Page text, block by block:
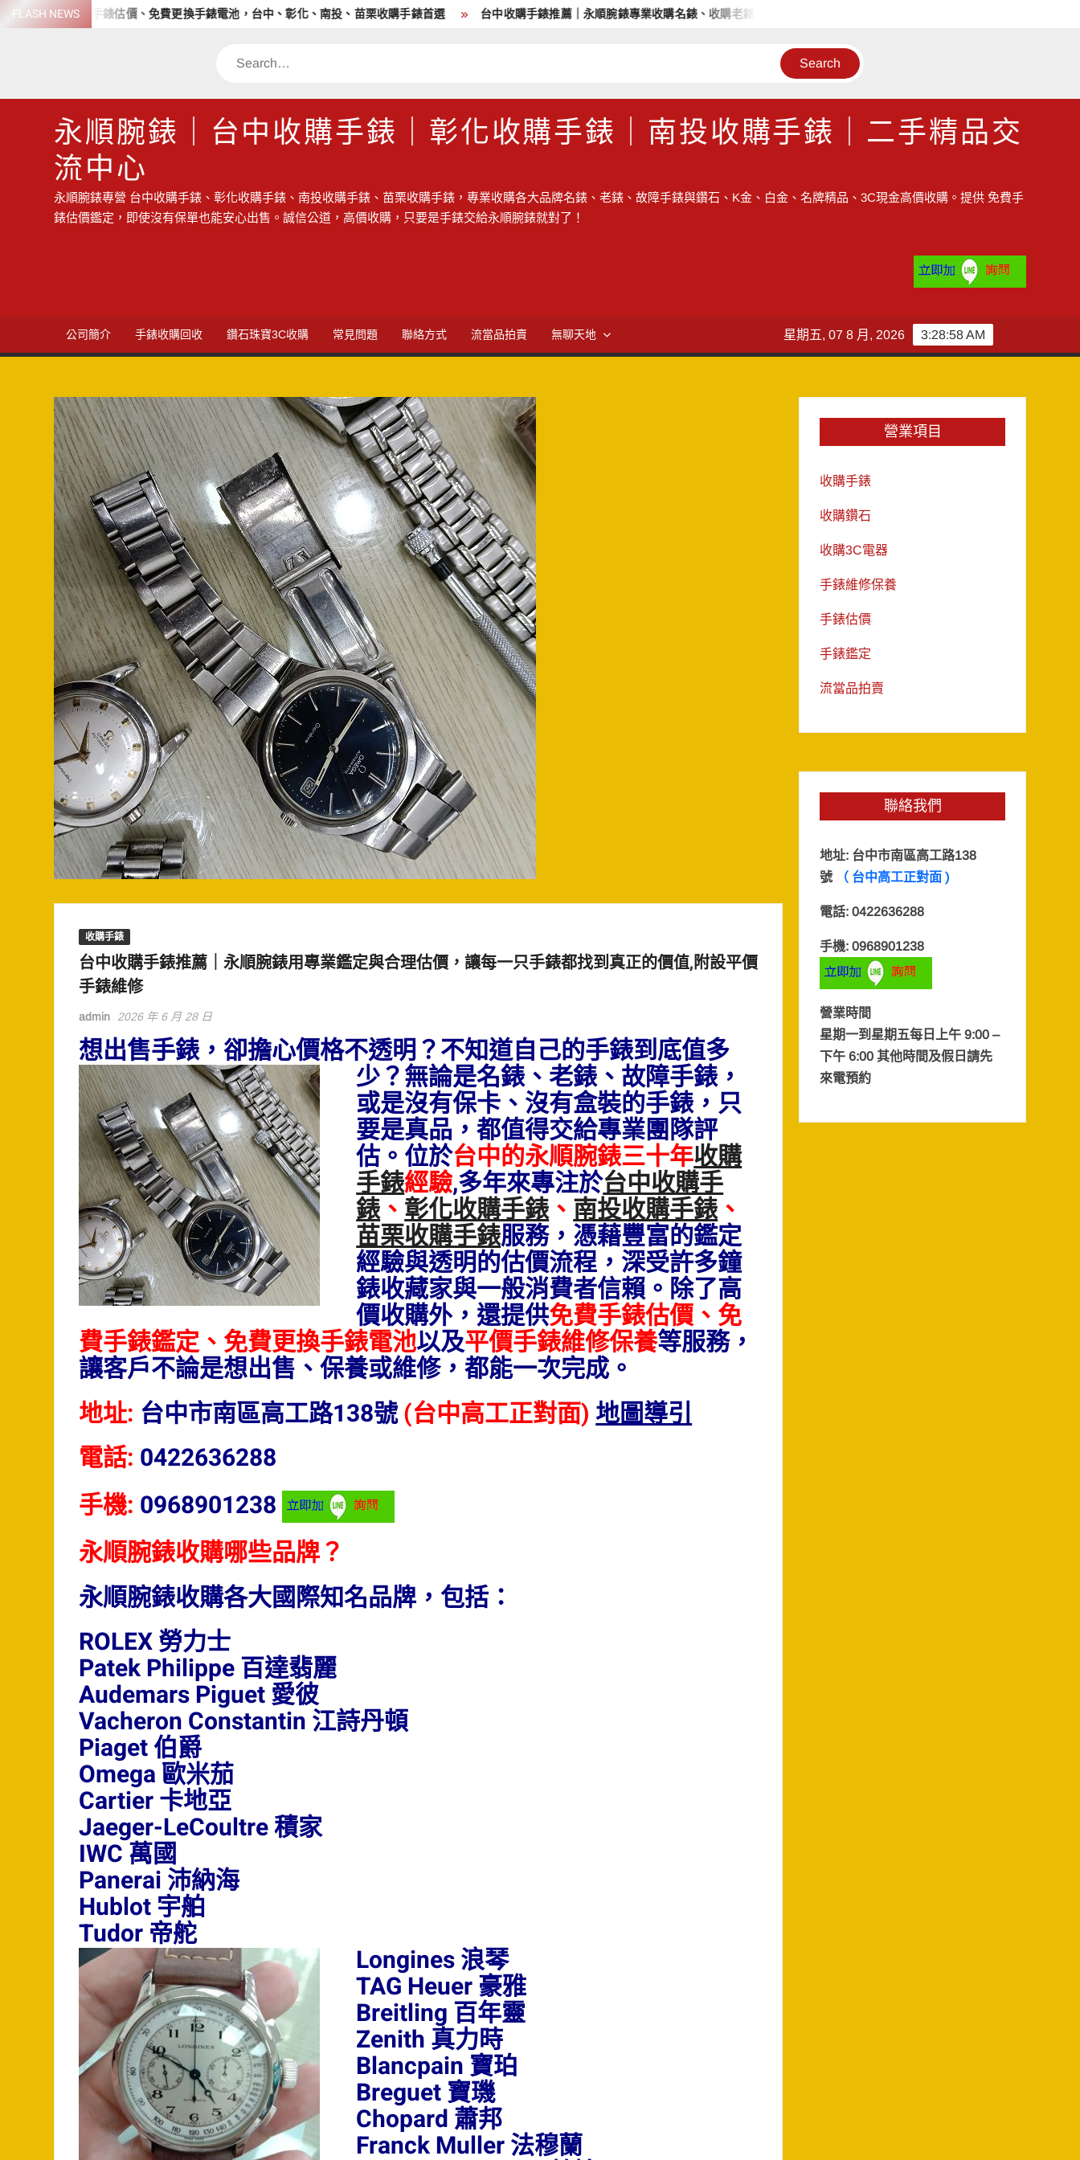
SkipFLASH NEWS
免費手錶估價、免費更換手錶電池，台中、彰化、南投、苗栗收購手錶首選 台中收購手錶推薦｜永順腕錶專業收購名錶、收購老錶、收購故障手錶，讓您掌握最新二手手錶行情情報站
Search
永順腕錶｜台中收購手錶｜彰化收購手錶｜南投收購手錶｜二手精品交
流中心
永順腕錶專營 台中收購手錶、彰化收購手錶、南投收購手錶、苗栗收購手錶，專業收購各大品牌名錶、老錶、故障手錶與鑽石、K金、白金、名牌精品、3C現金高價收購。提供 免費手
錶估價鑑定，即使沒有保單也能安心出售。誠信公道，高價收購，只要是手錶交給永順腕錶就對了！
公司簡介 手錶收購回收 鑽石珠寶3C收購 常見問題 聯絡方式 流當品拍賣 無聊天地 3:28:59 AM
星期五, 07 8 月, 2026
收購手錶
台中收購手錶推薦｜永順腕錶用專業鑑定與合理估價，讓每一只手錶都找到真正的價值,附設平價
手錶維修
admin 2026 年 6 月 28 日
想出售手錶，卻擔心價格不透明？不知道自己的手錶到底值多
少？無論是名錶、老錶、故障手錶，
或是沒有保卡、沒有盒裝的手錶，只
要是真品，都值得交給專業團隊評
估。 位於台中的永順腕錶三十年收購
手錶經驗,多年來專注於台中收購手
錶、彰化收購手錶、南投收購手錶、
苗栗收購手錶服務，憑藉豐富的鑑定
經驗與透明的估價流程，深受許多鐘
錶收藏家與一般消費者信賴。除了高
價收購外，還提供免費手錶估價、免
費手錶鑑定、免費更換手錶電池以及平價手錶維修保養等服務，
讓客戶不論是想出售、保養或維修，都能一次完成。
地址: 台中市南區高工路138號(台中高工正對面) 地圖導引
電話: 0422636288
手機: 0968901238
永順腕錶收購哪些品牌？
永順腕錶收購各大國際知名品牌，包括：
ROLEX 勞力士
Patek Philippe 百達翡麗
Audemars Piguet 愛彼
Vacheron Constantin 江詩丹頓
Piaget 伯爵
Omega 歐米茄
Cartier 卡地亞
Jaeger-LeCoultre 積家
IWC 萬國
Panerai 沛納海
Hublot 宇舶
Tudor 帝舵
Longines 浪琴
TAG Heuer 豪雅
Breitling 百年靈
Zenith 真力時
Blancpain 寶珀
Breguet 寶璣
Chopard 蕭邦
Franck Muller 法穆蘭
營業項目
收購手錶
收購鑽石
收購3C電器
手錶維修保養
手錶估價
手錶鑑定
流當品拍賣
聯絡我們
地址: 台中市南區高工路138
號
（ 台中高工正對面 )
電話: 0422636288
手機: 0968901238
營業時間
星期一到星期五每日上午 9:00 –
下午 6:00 其他時間及假日請先
來電預約